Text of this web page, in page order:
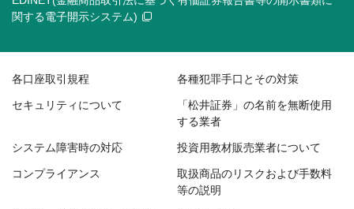
関する電子開示システム)
各口座取引規程 各種犯罪手口とその対策
セキュリティについて
「松井証券」の名前を無断使用
する業者
システム障害時の対応 投資用教材販売業者について
コンプライアンス
取扱商品のリスクおよび手数料
等の説明